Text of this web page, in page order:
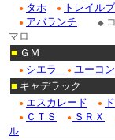
● タホ ● トレイル
● アバランチ ◆
マロ
■ ＧＭ
● シエラ ● ユーコ
■ キャデラック
● エスカレード ●
● ＣＴＳ ● ＳＲＸ
ル